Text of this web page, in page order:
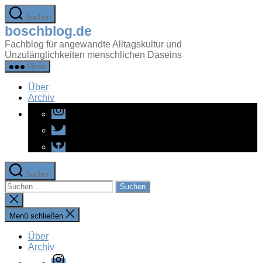
Zum
Inhalt
springen
Suchen
boschblog.de
Fachblog für angewandte Alltagskultur und
Unzulänglichkeiten menschlichen Daseins
Menü
Über
Archiv
Instagram
Twitter
Facebook
Suchen
Suchen
nach:
Suche
schließen
Menü schließen
Über
Archiv
Instagram